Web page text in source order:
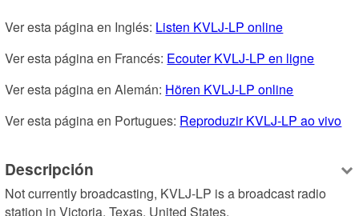
Ver esta página en Inglés: Listen KVLJ-LP online
Ver esta página en Francés: Ecouter KVLJ-LP en ligne
Ver esta página en Alemán: Hören KVLJ-LP online
Ver esta página en Portugues: Reproduzir KVLJ-LP ao vivo
Descripción
Not currently broadcasting, KVLJ-LP is a broadcast radio
station in Victoria, Texas, United States.